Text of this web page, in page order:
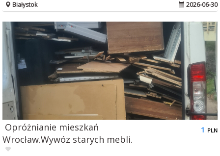
Białystok
2026-06-30
Opróżnianie mieszkań
Wrocław.Wywóz starych mebli.
1 PLN